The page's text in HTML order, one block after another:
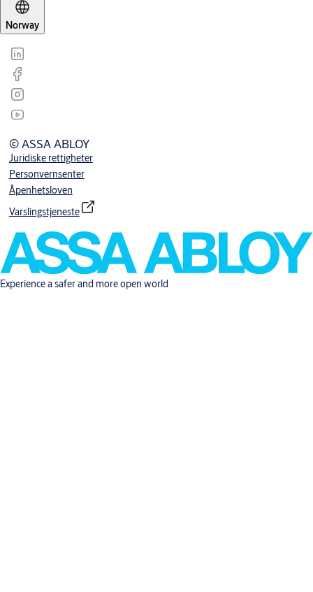
Norway
© ASSA ABLOY
Juridiske rettigheter
Personvernsenter
Åpenhetsloven
Varslingstjeneste
Experience a safer and more open world